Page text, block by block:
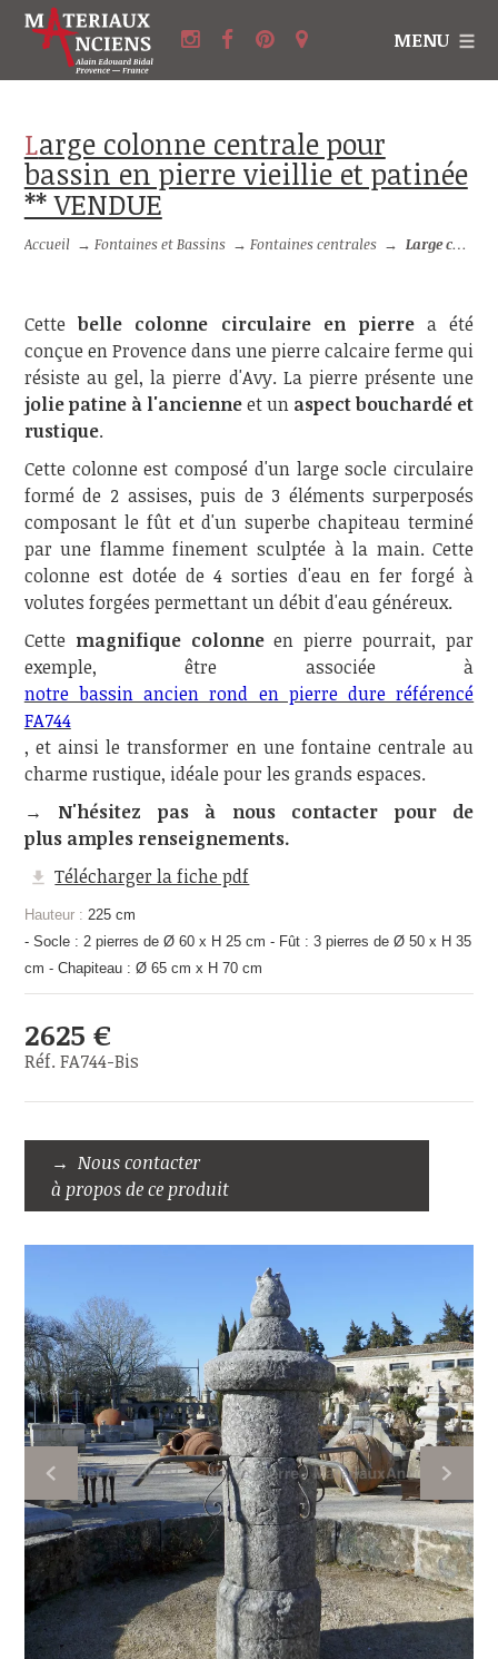
MENU
Large colonne centrale pour
bassin en pierre vieillie et patinée
** VENDUE
Accueil → Fontaines et Bassins →Fontaines centrales → Large colonne centrale pour bassin en pierre vieillie et patinée ** VENDUE
Cettebelle colonne circulaire en pierrea été
conçue en Provence dans une pierre calcaire ferme qui
résiste au gel, la pierre d'Avy. La pierre présente une
jolie patine à l'ancienneet un aspect bouchardé et
rustique.
Cette colonne est composé d'un large socle circulaire
formé de 2 assises, puis de 3 éléments surperposés
composant le fût et d'un superbe chapiteau terminé
par une flamme finement sculptée à la main. Cette
colonne est dotée de 4 sorties d'eau en fer forgé à
volutes forgées permettant un débit d'eau généreux.
Cette magnifique colonneen pierre pourrait, par
exemple, être associée à
notre bassin ancien rond en pierre dure référencé
FA744
, et ainsi le transformer en une fontaine centrale au
charme rustique, idéale pour les grands espaces.
→ N'hésitez pas à nous contacter pour de
plus amples renseignements.
Télécharger la fiche pdf
Hauteur : 225 cm
- Socle : 2 pierres de Ø 60 x H 25 cm - Fût : 3 pierres de Ø 50 x H 35
cm - Chapiteau : Ø 65 cm x H 70 cm
2625 €
Réf. FA744-Bis
Nous contacter
à propos de ce produit